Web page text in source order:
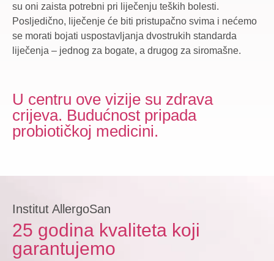
su oni zaista potrebni pri liječenju teških bolesti.
Posljedično, liječenje će biti pristupačno svima i nećemo
se morati bojati uspostavljanja dvostrukih standarda
liječenja – jednog za bogate, a drugog za siromašne.
U centru ove vizije su zdrava
crijeva. Budućnost pripada
probiotičkoj medicini.
Institut AllergoSan
25 godina kvaliteta koji
garantujemo